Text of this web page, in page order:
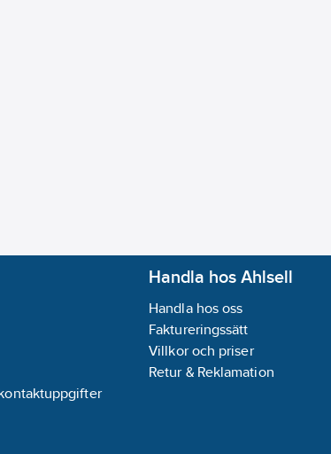
Handla hos Ahlsell
Handla hos oss
Faktureringssätt
Villkor och priser
Retur & Reklamation